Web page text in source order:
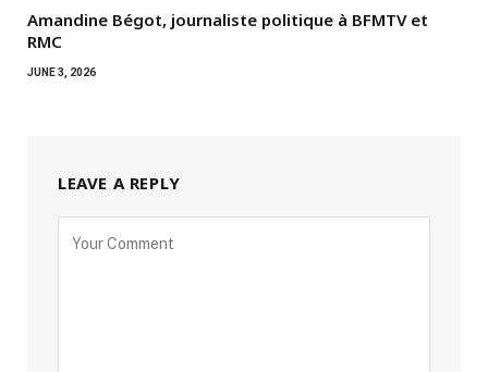
Amandine Bégot, journaliste politique à BFMTV et
RMC
JUNE 3, 2026
LEAVE A REPLY